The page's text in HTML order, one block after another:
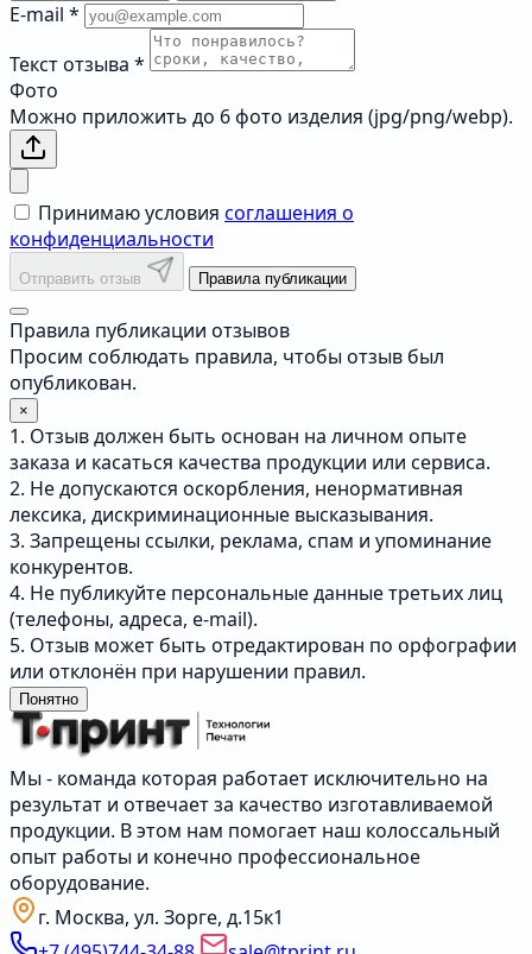
E-mail *
Текст отзыва *
Фото
Можно приложить до 6 фото изделия (jpg/png/webp).
Принимаю условия соглашения о
конфиденциальности
Отправить отзыв Правила публикации
Правила публикации отзывов
Просим соблюдать правила, чтобы отзыв был
опубликован.
×
1. Отзыв должен быть основан на личном опыте
заказа и касаться качества продукции или сервиса.
2. Не допускаются оскорбления, ненормативная
лексика, дискриминационные высказывания.
3. Запрещены ссылки, реклама, спам и упоминание
конкурентов.
4. Не публикуйте персональные данные третьих лиц
(телефоны, адреса, e-mail).
5. Отзыв может быть отредактирован по орфографии
или отклонён при нарушении правил.
Понятно
Мы - команда которая работает исключительно на
результат и отвечает за качество изготавливаемой
продукции. В этом нам помогает наш колоссальный
опыт работы и конечно профессиональное
оборудование.
г. Москва, ул. Зорге, д.15к1